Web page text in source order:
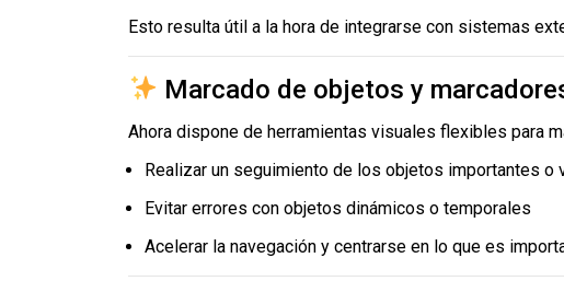
Esto resulta útil a la hora de integrarse con sistemas
Marcado de objetos y
Ahora dispone de herramientas visuales flexibles para
Realizar un seguimiento de los objetos importantes o
Evitar errores con objetos dinámicos o temporales
Acelerar la navegación y centrarse en lo que es